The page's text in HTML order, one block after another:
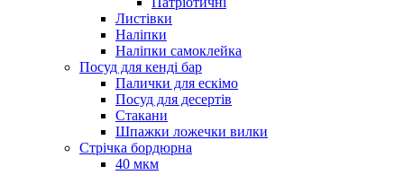
Листівки
Наліпки
Наліпки самоклейка
Посуд для кенді бар
Палички для ескімо
Посуд для десертів
Стакани
Шпажки ложечки вилки
Стрічка бордюрна
40 мкм